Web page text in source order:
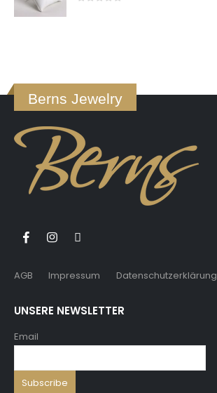
Berns Jewelry
AGB Impressum Datenschutzerklärung
UNSERE NEWSLETTER
Email